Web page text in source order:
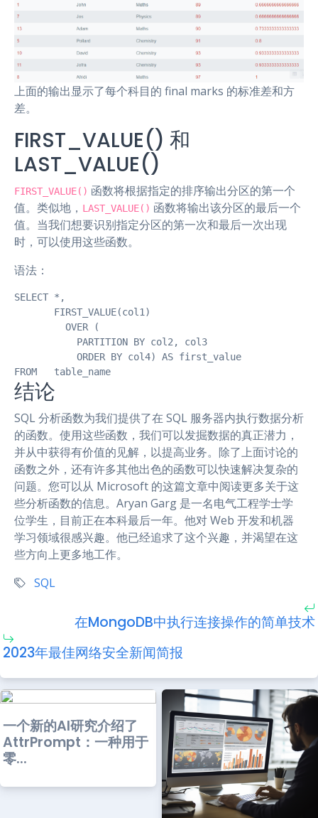
上面的输出显示了每个科目的 final marks 的标准差和方
差。
FIRST_VALUE() 和
LAST_VALUE()
FIRST_VALUE() 函数将根据指定的排序输出分区的第一个
值。类似地， LAST_VALUE() 函数将输出该分区的最后一个
值。当我们想要识别指定分区的第一次和最后一次出现
时，可以使用这些函数。
语法：
SELECT *,
       FIRST_VALUE(col1)
         OVER (
           PARTITION BY col2, col3
           ORDER BY col4) AS first_value
FROM   table_name
结论
SQL 分析函数为我们提供了在 SQL 服务器内执行数据分析
的函数。使用这些函数，我们可以发掘数据的真正潜力，
并从中获得有价值的见解，以提高业务。除了上面讨论的
函数之外，还有许多其他出色的函数可以快速解决复杂的
问题。您可以从 Microsoft 的这篇文章中阅读更多关于这
些分析函数的信息。Aryan Garg 是一名电气工程学士学
位学生，目前正在本科最后一年。他对 Web 开发和机器
学习领域很感兴趣。他已经追求了这个兴趣，并渴望在这
些方向上更多地工作。
SQL
在MongoDB中执行连接操作的简单技术
2023年最佳网络安全新闻简报
一个新的AI研究介绍了
AttrPrompt：一种用于
零...